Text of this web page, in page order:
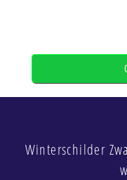
Winterschilder